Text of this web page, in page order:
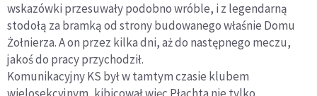
wskazówki przesuwały podobno wróble, i z legendarną
stodołą za bramką od strony budowanego właśnie Domu
Żołnierza. A on przez kilka dni, aż do następnego meczu,
jakoś do pracy przychodził.
Komunikacyjny KS był w tamtym czasie klubem